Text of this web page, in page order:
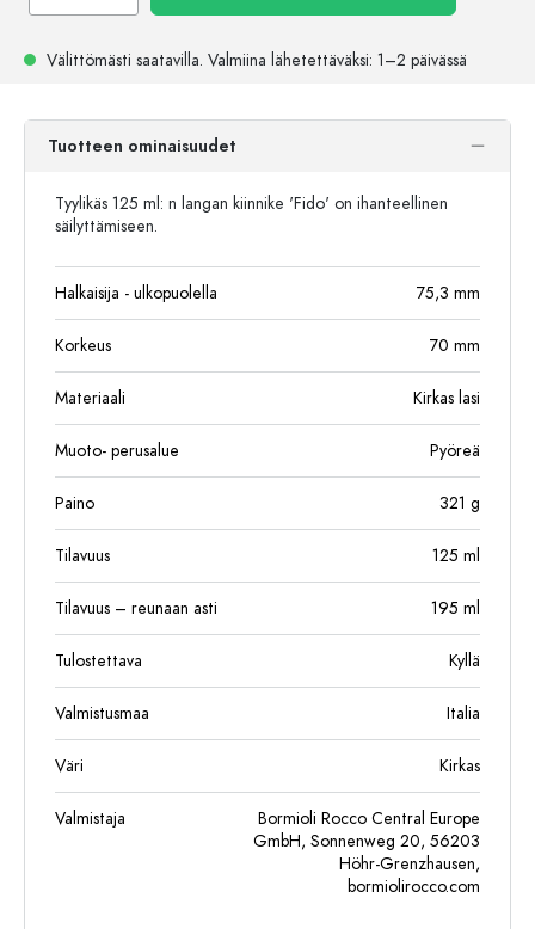
Välittömästi saatavilla. Valmiina lähetettäväksi: 1–2 päivässä
Tuotteen ominaisuudet
Tyylikäs 125 ml: n langan kiinnike 'Fido' on ihanteellinen
säilyttämiseen.
Halkaisija - ulkopuolella 75,3 mm
Korkeus 70 mm
Materiaali Kirkas lasi
Muoto- perusalue Pyöreä
Paino 321 g
Tilavuus 125 ml
Tilavuus – reunaan asti 195 ml
Tulostettava Kyllä
Valmistusmaa Italia
Väri Kirkas
Valmistaja
Bormioli Rocco Central Europe
GmbH, Sonnenweg 20, 56203
Höhr-Grenzhausen,
bormiolirocco.com